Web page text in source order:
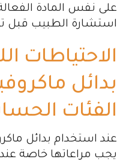
على نفس المادة
استشارة الطبيب قبل
الاحتياطات
بدائل
الفئات
عند استخدام بدائل
يجب مراعاتها خاصة